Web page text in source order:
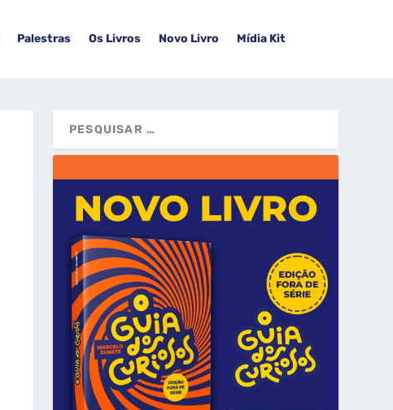
Palestras Os Livros Novo Livro Mídia Kit